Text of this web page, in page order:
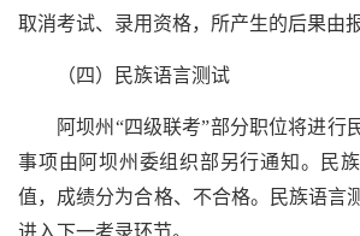
取消考试、录用资格，所产生的后果由
（四）民族语言测试
阿坝州“四级联考”部分职位将进行
事项由阿坝州委组织部另行通知。民
值，成绩分为合格、不合格。民族语言
进入下一考录环节。